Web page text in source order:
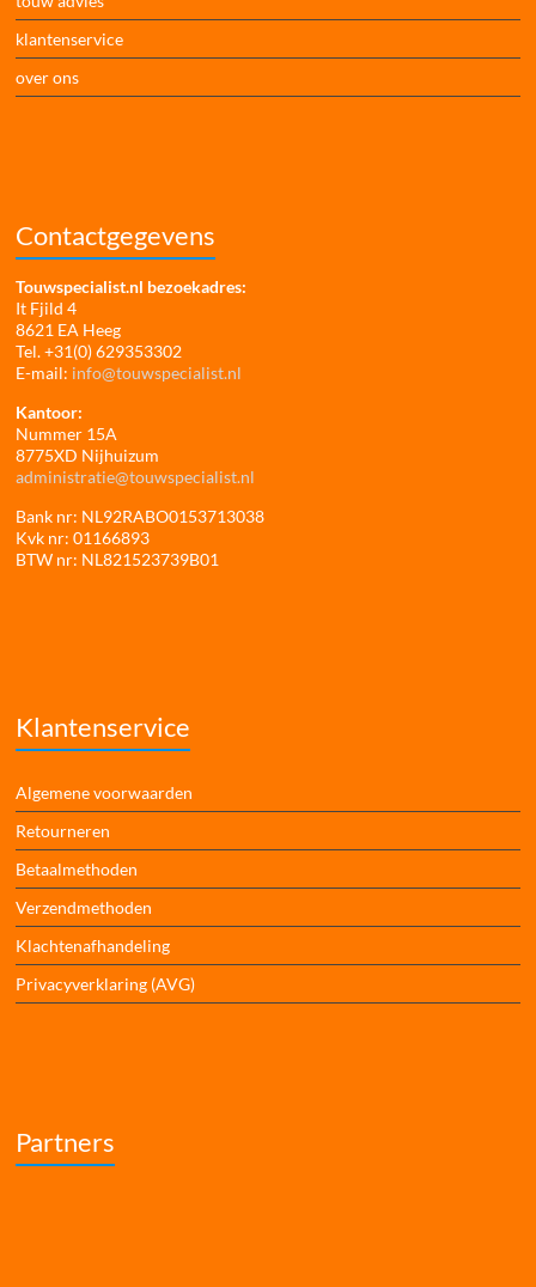
klantenservice
over ons
Contactgegevens
Touwspecialist.nl bezoekadres:
It Fjild 4
8621 EA Heeg
Tel. +31(0) 629353302
E-mail: info@touwspecialist.nl
Kantoor:
Nummer 15A
8775XD Nijhuizum
administratie@touwspecialist.nl
Bank nr: NL92RABO0153713038
Kvk nr: 01166893
BTW nr: NL821523739B01
Klantenservice
Algemene voorwaarden
Retourneren
Betaalmethoden
Verzendmethoden
Klachtenafhandeling
Privacyverklaring (AVG)
Partners